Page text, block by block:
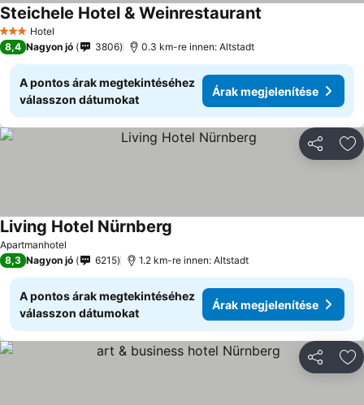
3 Kategória
Hotel
Steichele Hotel & Weinrestaurant
8,4 Nagyon jó 3806 0.3 km-re innen: Altstadt
A pontos árak megtekintéséhez
válasszon dátumokat
Árak megjelenítése
Apartmanhotel
Living Hotel Nürnberg
8,3 Nagyon jó 6215 1.2 km-re innen: Altstadt
A pontos árak megtekintéséhez
válasszon dátumokat
Árak megjelenítése